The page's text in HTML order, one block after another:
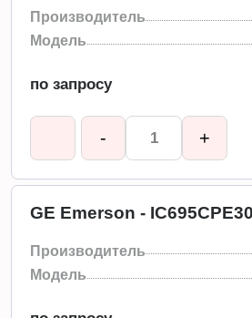
Производитель
Модель
по запросу
- +
GE Emerson -
Производитель
Модель